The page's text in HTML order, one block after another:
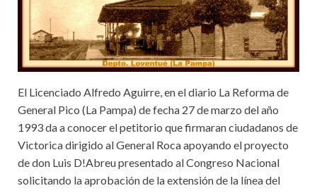
El Licenciado Alfredo Aguirre, en el diario La Reforma de
General Pico (La Pampa) de fecha 27 de marzo del año
1993 da a conocer el petitorio que firmaran ciudadanos de
Victorica dirigido al General Roca apoyando el proyecto
de don Luis D!Abreu presentado al Congreso Nacional
solicitando la aprobación de la extensión de la línea del